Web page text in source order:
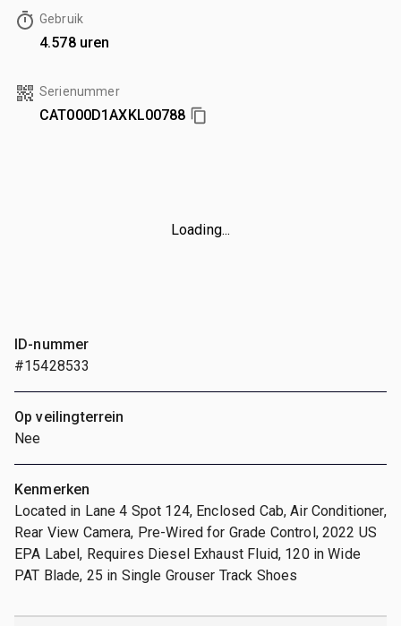
Gebruik
4.578 uren
Serienummer
CAT000D1AXKL00788
Loading...
ID-nummer
#15428533
Op veilingterrein
Nee
Kenmerken
Located in Lane 4 Spot 124, Enclosed Cab, Air Conditioner,
Rear View Camera, Pre-Wired for Grade Control, 2022 US
EPA Label, Requires Diesel Exhaust Fluid, 120 in Wide
PAT Blade, 25 in Single Grouser Track Shoes